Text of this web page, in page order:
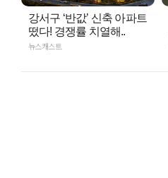
강서구 ‘반값’ 신축 아파트
떴다! 경쟁률 치열해..
뉴스캐스트